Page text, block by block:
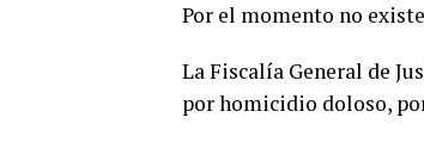
Por el momento no
La Fiscalía General de
por homicidio doloso,